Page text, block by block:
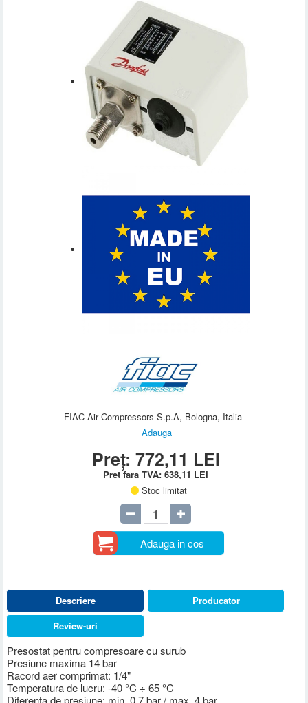
FIAC Air Compressors S.p.A, Bologna, Italia
Adauga
Preț: 772,11 LEI
Pret fara TVA:638,11 LEI
Stoc limitat
Adauga in cos
Descriere
Presostat pentru compresoare cu surub
Presiune maxima 14 bar
Racord aer comprimat: 1/4"
Temperatura de lucru: -40 °C ÷ 65 °C
Diferenta de presiune: min. 0,7 bar / max. 4 bar
Producator
Review-uri